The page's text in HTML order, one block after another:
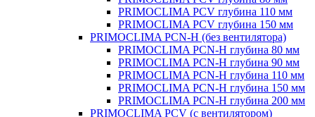
PRIMOCLIMA PCV глубина 110 мм
PRIMOCLIMA PCV глубина 150 мм
PRIMOCLIMA PCN-H (без вентилятора)
PRIMOCLIMA PCN-H глубина 80 мм
PRIMOCLIMA PCN-H глубина 90 мм
PRIMOCLIMA PCN-H глубина 110 мм
PRIMOCLIMA PCN-H глубина 150 мм
PRIMOCLIMA PCN-H глубина 200 мм
PRIMOCLIMA PCV (c вентилятором)